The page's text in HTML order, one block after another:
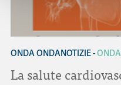
ONDA ONDANOTIZIE
La salute